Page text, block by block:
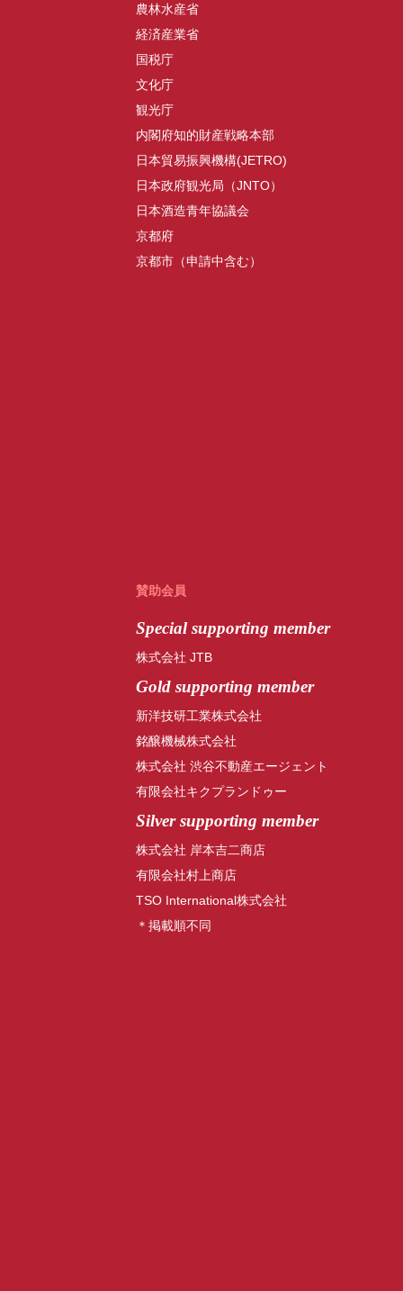
農林水産省
経済産業省
国税庁
文化庁
観光庁
内閣府知的財産戦略本部
日本貿易振興機構(JETRO)
日本政府観光局（JNTO）
日本酒造青年協議会
京都府
京都市（申請中含む）
賛助会員
Specialsupporting member
株式会社 JTB
Gold supporting member
新洋技研工業株式会社
銘醸機械株式会社
株式会社 渋谷不動産エージェント
有限会社キクプランドゥー
Silver supporting member
株式会社 岸本吉二商店
有限会社村上商店
TSO International株式会社
＊掲載順不同